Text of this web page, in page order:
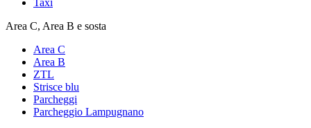
Area C, Area B e sosta
Area C
Area B
ZTL
Strisce blu
Parcheggi
Parcheggio Lampugnano